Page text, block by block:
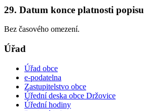
29. Datum konce platnosti popisu
Bez časového omezení.
Úřad
Úřad obce
e-podatelna
Zastupitelstvo obce
Úřední deska obce Držovice
Úřední hodiny